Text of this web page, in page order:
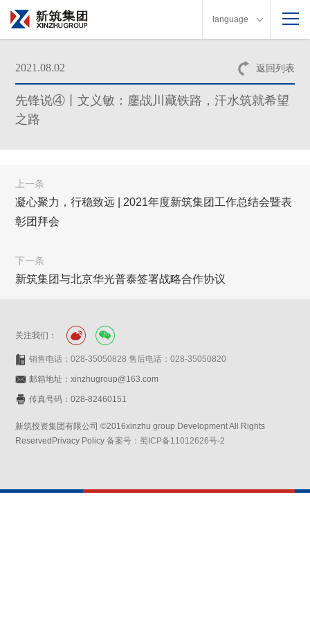
language
返回列表
2021.08.02
先锋说④丨文义敏：鏖战川藏铁路，汗水筑就希望
之路
上一条
凝心聚力，行稳致远 | 2021年度新筑集团工作总结会暨表
彰团拜会
下一条
新筑集团与北京华光普泰签署战略合作协议
关注我们：
销售电话：028-35050828 售后电话：028-35050820
邮箱地址：xinzhugroup@163.com
传真号码：028-82460151
新筑投资集团有限公司 ©2016xinzhu group Development All Rights
ReservedPrivacy Policy备案号：蜀ICP备11012626号-2